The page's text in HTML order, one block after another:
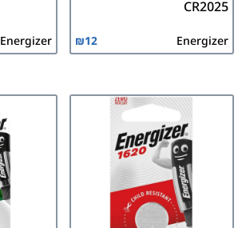
CR2025
Energizer
₪12
Energizer